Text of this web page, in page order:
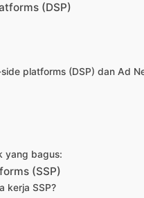
(DSP)
platforms (DSP) dan Ad
yang bagus:
(SSP)
kerja SSP?